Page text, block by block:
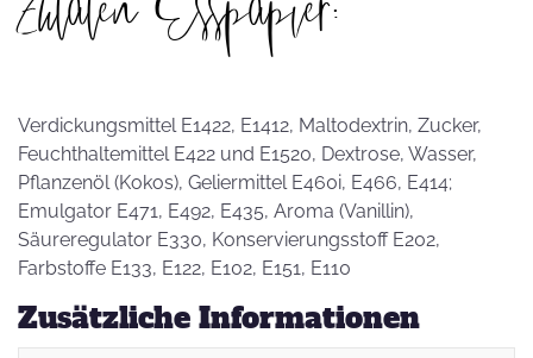
Verdickungsmittel E1422, E1412, Maltodextrin, Zucker,
Feuchthaltemittel E422 und E1520, Dextrose, Wasser,
Pflanzenöl (Kokos), Geliermittel E460i, E466, E414;
Emulgator E471, E492, E435, Aroma (Vanillin),
Säureregulator E330, Konservierungsstoff E202,
Farbstoffe E133, E122, E102, E151, E110
Zusätzliche Informationen